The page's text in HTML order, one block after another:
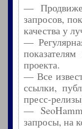
—
запросов,
качества у
—
проекта.
— Все
ссылки,
пресс-
—
запросы, на